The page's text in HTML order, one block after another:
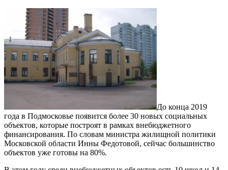
До конца 2019
года в Подмосковье появится более 30 новых социальных
объектов, которые построят в рамках внебюджетного
финансирования. По словам министра жилищной политики
Московской области Инны Федотовой, сейчас большинство
объектов уже готовы на 80%.